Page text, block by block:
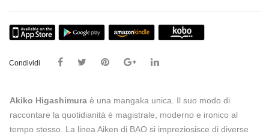
Condividi
Akiko Higashimura è una mangaka unica. Il suo modo di
raccontare la quotidianità è magistrale, moderno e ironico al
tempo stesso. La linea Aiken di BAO si impreziosisce di diverse